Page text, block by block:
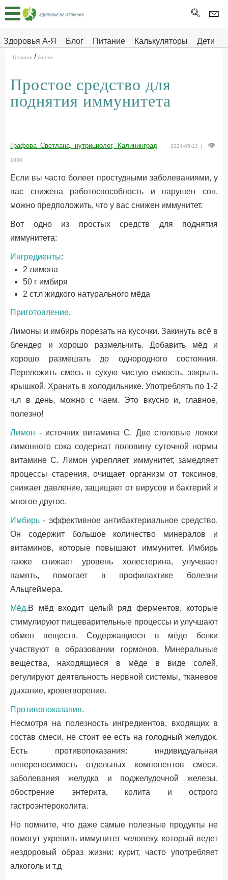
Здоровья А-Я Блог Питание Калькуляторы
Дети
Главная
Тесты
Про
ДЕТЯМ
Главная / Блоги
Простое средство для
поднятия иммунитета
Графова Светлана, нутрициолог, Калининград 2024-05-13 |
1030
Если вы часто болеет простудными заболеваниями, у
вас снижена работоспособность и нарушен сон,
можно предположить, что у вас снижен иммунитет.
Вот одно из простых средств для поднятия
иммунитета:
Ингредиенты:
2 лимона
50 г имбиря
2 ст.л жидкого натурального мёда
Приготовление.
Лимоны и имбирь порезать на кусочки. Закинуть всё в
блендер и хорошо размельчить. Добавить мёд и
хорошо размешать до однородного состояния.
Переложить смесь в сухую чистую емкость, закрыть
крышкой. Хранить в холодильнике. Употреблять по 1-2
ч.л в день, можно с чаем. Это вкусно и, главное,
полезно!
Лимон - источник витамина С. Две столовые ложки
лимонного сока содержат половину суточной нормы
витамине С. Лимон укрепляет иммунитет, замедляет
процессы старения, очищает организм от токсинов,
снижает давление, защищает от вирусов и бактерий и
многое другое.
Имбирь - эффективное антибактериальное средство.
Он содержит большое количество минералов и
витаминов, которые повышают иммунитет. Имбирь
также снижает уровень холестерина, улучшает
память, помогает в профилактике болезни
Альцгеймера.
Мёд.В мёд входит целый ряд ферментов, которые
стимулируют пищеварительные процессы и улучшают
обмен веществ. Содержащиеся в мёде белки
участвуют в образовании гормонов. Минеральные
вещества, находящиеся в мёде в виде солей,
регулируют деятельность нервной системы, тканевое
дыхание, кроветворение.
Противопоказания.
Несмотря на полезность ингредиентов, входящих в
состав смеси, не стоит ее есть на голодный желудок.
Есть противопоказания: индивидуальная
непереносимость отдельных компонентов смеси,
заболевания желудка и поджелудочной железы,
обострение энтерита, колита и острого
гастроэнтероколита.
Но помните, что даже самые полезные продукты не
помогут укрепить иммунитет человеку, который ведет
нездоровый образ жизни: курит, часто употребляет
алкоголь и т.д